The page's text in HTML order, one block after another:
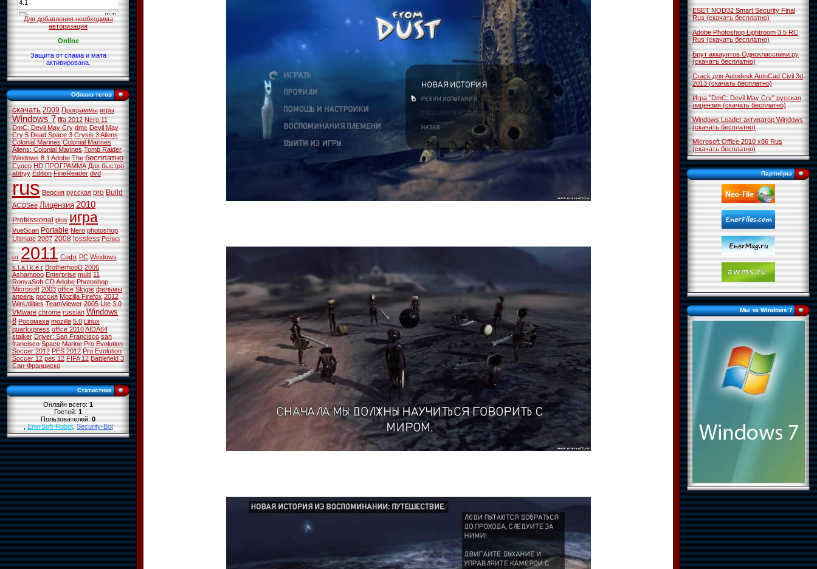
Для добавления необходима
авторизация
Online
Защита от спама и мата
активирована.
Облако тегов
скачать 2009 Программы игры
Windows 7 fifa 2012 Nero 11
DmC: Devil May Cry dmc Devil May
Cry 5 Dead Space 3 Crysis 3Aliens
Colonial Marines Colonial Marines
Aliens: Colonial Marines Tomb Raider
Windows 8.1Adobe The бесплатно
Супер HD ПРОГРАММА Для быстро
abbyy Edition FineReader dvd
rus Версия русская pro Build
ACDSee Лицензия 2010
Professional plus игра
VueScan Portable Nero photoshop
Ultimate 2007 2008 lossless Релиз
от 2011 Софт PC Windows
s.t.a.l.k.e.r BrotherhooD 2006
Ashampoo Enterprise multi 11
RonyaSoft CDAdobe Photoshop
Microsoft 2003 office Skype фильмы
апрель россия Mozilla Firefox 2012
WinUtilities TeamViewer 2005 Lite 3.0
VMware chrome russian Windows
8 Росомаха mozilla 5.0 Linux
quarkxpress office 2010AIDA64
stalker Driver: San Francisco san
francisco Space Marine Pro Evolution
Soccer 2012 PES 2012 Pro Evolution
Soccer 12 pes 12 FIFA 12 Battlefield 3
Сан-Франциско
Статистика
Онлайн всего:1
Гостей:1
Пользователей:0
,EnerSoft-Robot,Security-Bot
ESET NOD32 Smart Security Final
Rus (скачать бесплатно)
Adobe Photoshop Lightroom 3.5 RC
Rus (скачать бесплатно)
Брут аккаунтов Одноклассники.ру
(скачать бесплатно)
Crack для Autodesk AutoCad Civil 3d
2013 (скачать бесплатно)
Игра "DmC: Devil May Cry" русская
лицензия (скачать бесплатно)
Windows Loader активатор Windows
(скачать бесплатно)
Microsoft Office 2010 x86 Rus
(скачать бесплатно)
Партнёры
Мы за Windows 7